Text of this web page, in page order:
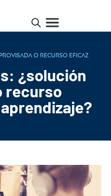
o recurso eficaz
¿solución
recurso